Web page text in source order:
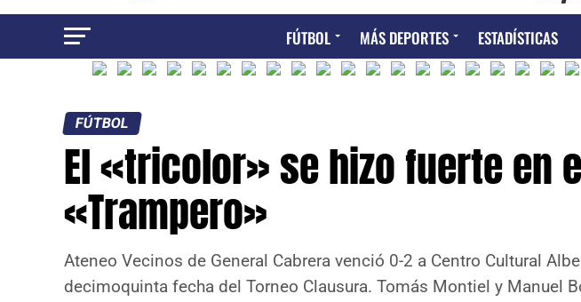
FÚTBOL MÁS DEPORTES ESTADÍSTICAS
FÚTBOL
El «tricolor» se hizo fuerte en
«Trampero»
Ateneo Vecinos de General Cabrera venció 0-2 a Centro Cultural
decimoquinta fecha del Torneo Clausura. Tomás Montiel y Manuel